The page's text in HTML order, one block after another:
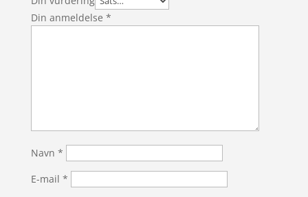
Din anmeldelse *
Navn *
E-mail *